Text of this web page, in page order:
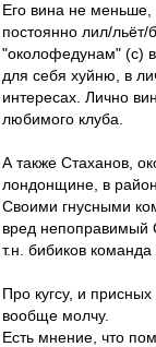
Его вина не меньше,
постоянно лил/льёт/
"околофедунам" (с)
для себя хуйню, в
интересах. Лично
любимого клуба.
А также Стаханов,
лондонщине, в
Своими гнусными
вред непоправимый
т.н. бибиков команда
Про кугсу, и присных
вообще молчу.
Есть мнение, что